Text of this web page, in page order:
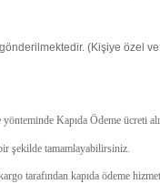
(Kişiye özel
Kapıda Ödeme ücreti
şekilde tamamlayabilirsiniz.
tarafından kapıda ödeme hizmet